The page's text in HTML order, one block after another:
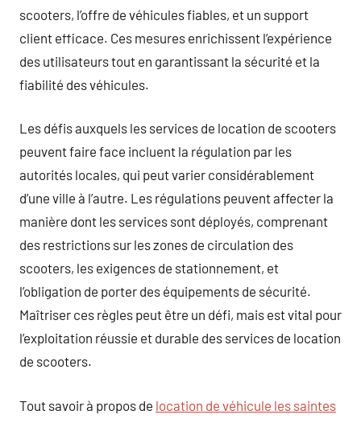
scooters, l’offre de véhicules fiables, et un support
client efficace. Ces mesures enrichissent l’expérience
des utilisateurs tout en garantissant la sécurité et la
fiabilité des véhicules.
Les défis auxquels les services de location de scooters
peuvent faire face incluent la régulation par les
autorités locales, qui peut varier considérablement
d’une ville à l’autre. Les régulations peuvent affecter la
manière dont les services sont déployés, comprenant
des restrictions sur les zones de circulation des
scooters, les exigences de stationnement, et
l’obligation de porter des équipements de sécurité.
Maîtriser ces règles peut être un défi, mais est vital pour
l’exploitation réussie et durable des services de location
de scooters.
Tout savoir à propos de location de véhicule les saintes